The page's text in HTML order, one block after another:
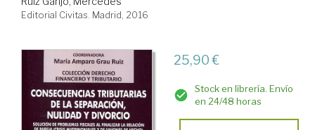
Editorial Civitas. Madrid, 2016
25,90 €
Stock en librería. Envío
en 24/48 horas